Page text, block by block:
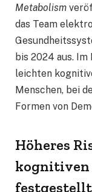
Metabolism
das Team
bis 2024 aus.
leichten
Menschen, bei
Formen von
Höheres
kognitiven
festgestellt